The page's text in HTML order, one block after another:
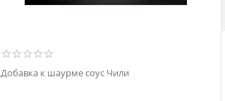
Добавка к шаурме соус Чили